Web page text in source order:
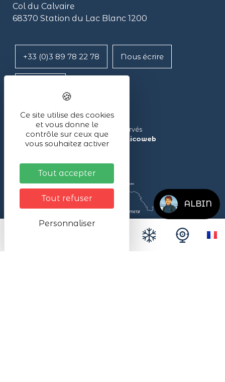
Col du Calvaire
68370 Station du Lac Blanc 1200
+33 (0)3 89 78 22 78 Nous écrire
Lac Blanc ©2024 – Tous droits réservés
Réalisé avec ❤ par l’agence
illicoweb
ALBIN
Ce site utilise des cookies
et vous donne le
contrôle sur ceux que
vous souhaitez activer
Tout accepter
Tout refuser
Personnaliser